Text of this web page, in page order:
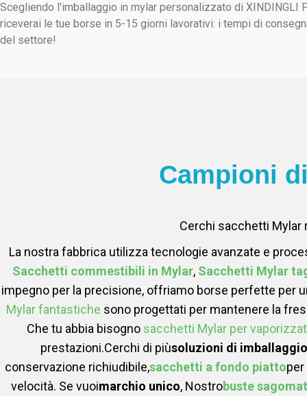
Scegliendo l'imballaggio in mylar personalizzato di XINDINGLI
riceverai le tue borse in 5-15 giorni lavorativi: i tempi di
del settore!
Campioni
Cerchi sacchetti Mylar
La nostra fabbrica utilizza tecnologie avanzate e
Sacchetti commestibili in Mylar, Sacchetti Mylar
impegno per la precisione, offriamo borse perfette per
Mylar fantastiche sono progettati per mantenere la
Che tu abbia bisogno sacchetti Mylar per
prestazioni.Cerchi di piùsoluzioni di
conservazione richiudibile,sacchetti a fondo piatto
velocità. Se vuoimarchio unico, Nostrobuste